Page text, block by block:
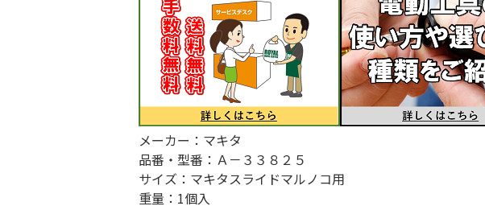
メーカー：マキタ
品番・型番：Ａ－３３８２５
サイズ：マキタスライドマルノコ用
重量：1個入